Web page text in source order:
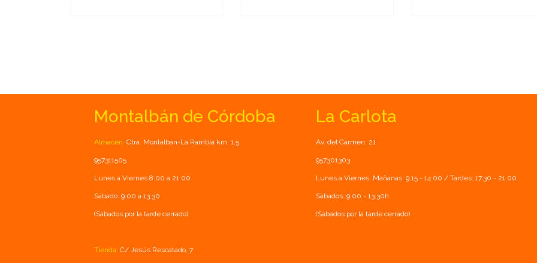
Montalbán de Córdoba
Almacén: Ctra. Montalbán-La Rambla km. 1.5
957311505
Lunes a Viernes 8:00 a 21:00
Sábado: 9:00 a 13:30
(Sábados por la tarde cerrado)
Tienda: C/ Jesús Rescatado, 7
La Carlota
Av. del Carmen, 21
957301303
Lunes a Viernes: Mañanas: 9:15 - 14:00 / Tardes: 17.30 - 21.00
Sábados: 9:00 - 13:30h
(Sábados por la tarde cerrado)